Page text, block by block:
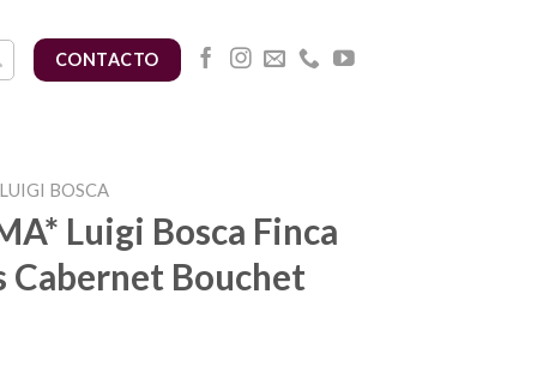
CONTACTO
BOSCA
Luigi Bosca Finca
Cabernet Bouchet